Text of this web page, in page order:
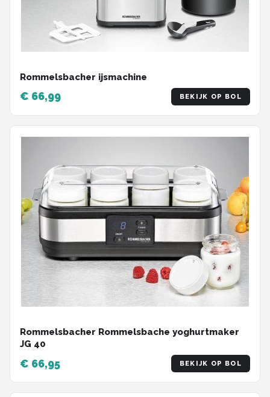
Rommelsbacher ijsmachine
€ 66,99 BEKIJK OP BOL
Rommelsbacher Rommelsbache yoghurtmaker
JG 40
€ 66,95 BEKIJK OP BOL